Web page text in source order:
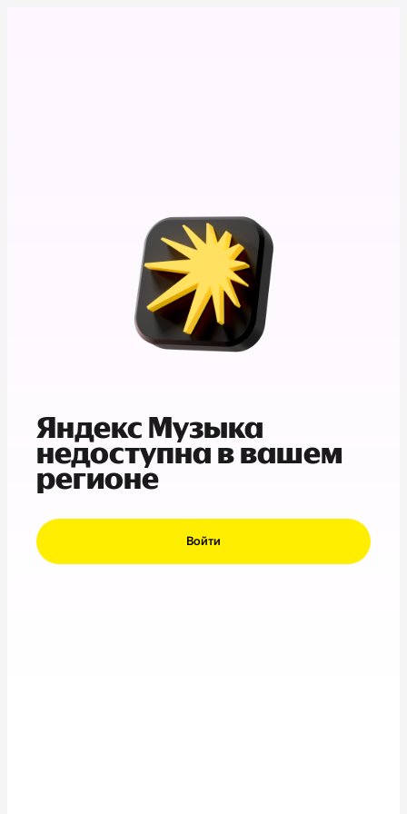
Яндекс Музыка
недоступна в вашем
регионе
Войти